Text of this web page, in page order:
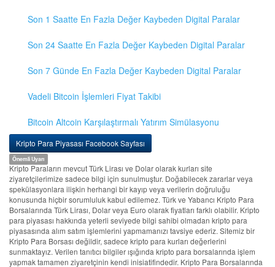
Son 1 Saatte En Fazla Değer Kaybeden Digital Paralar
Son 24 Saatte En Fazla Değer Kaybeden Digital Paralar
Son 7 Günde En Fazla Değer Kaybeden Digital Paralar
Vadeli Bitcoin İşlemleri Fiyat Takibi
Bitcoin Altcoin Karşılaştırmalı Yatırım Simülasyonu
Kripto Para Piyasası Facebook Sayfası
Önemli Uyarı
Kripto Paraların mevcut Türk Lirası ve Dolar olarak kurları site
ziyaretçilerimize sadece bilgi için sunulmuştur. Doğabilecek zararlar veya
spekülasyonlara ilişkin herhangi bir kayıp veya verilerin doğruluğu
konusunda hiçbir sorumluluk kabul edilemez. Türk ve Yabancı Kripto Para
Borsalarında Türk Lirası, Dolar veya Euro olarak fiyatları farklı olabilir. Kripto
para piyasası hakkında yeterli seviyede bilgi sahibi olmadan kripto para
piyasasında alım satım işlemlerini yapmamanızı tavsiye ederiz. Sitemiz bir
Kripto Para Borsası değildir, sadece kripto para kurları değerlerini
sunmaktayız. Verilen tanıtıcı bilgiler ışığında kripto para borsalarında işlem
yapmak tamamen ziyaretçinin kendi inisiatifindedir. Kripto Para Borsalarında